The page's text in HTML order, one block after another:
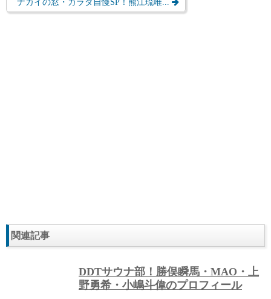
ナカイの窓・カラダ自慢SP！熊江琉唯...
関連記事
DDTサウナ部！勝俣瞬馬・MAO・上
野勇希・小嶋斗偉のプロフィール